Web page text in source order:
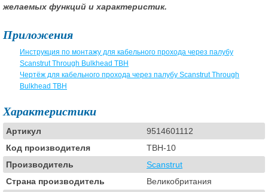
желаемых функций и характеристик.
Приложения
Инструкция по монтажу для кабельного прохода через палубу
Scanstrut Through Bulkhead TBH
Чертёж для кабельного прохода через палубу Scanstrut Through
Bulkhead TBH
Характеристики
Артикул
9514601112
Код производителя
TBH-10
Производитель
Scanstrut
Страна производитель
Великобритания